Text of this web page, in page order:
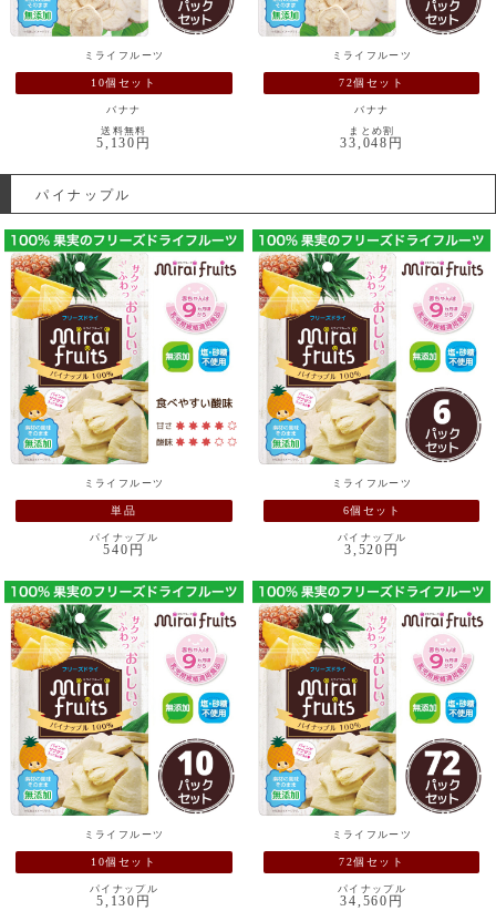
ミライフルーツ
10個セット
バナナ
送料無料
5,130円
ミライフルーツ
72個セット
バナナ
まとめ割
33,048円
パイナップル
ミライフルーツ
単品
パイナップル
540円
ミライフルーツ
6個セット
パイナップル
3,520円
ミライフルーツ
10個セット
パイナップル
5,130円
ミライフルーツ
72個セット
パイナップル
34,560円